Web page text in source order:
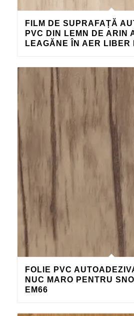
FILM DE SUPRAFAȚĂ
PVC DIN LEMN DE ARIN
LEAGĂNE ÎN AER LIBER
FOLIE PVC
NUC MARO PENTRU
EM66